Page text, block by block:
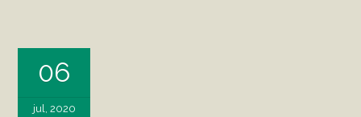
06
jul, 2020